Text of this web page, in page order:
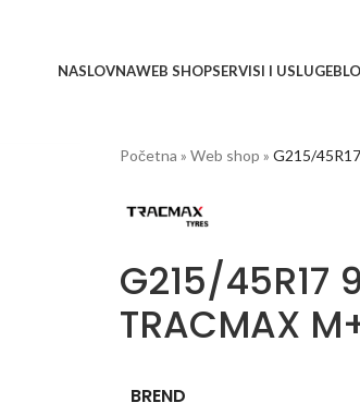
NASLOVNAWEB SHOPSERVISI I USLUGE
Početna » Web shop » G215/
G215/45R17
TRACMAX
BREND